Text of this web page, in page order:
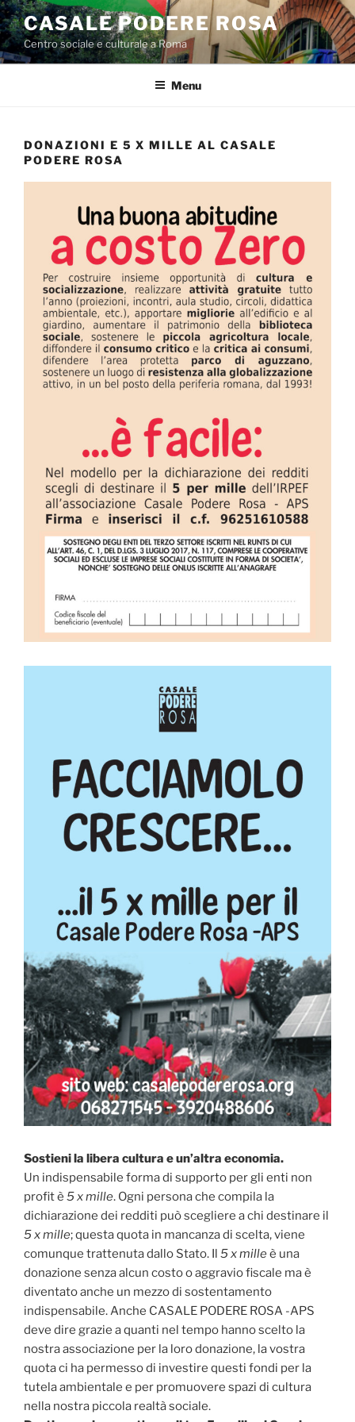
Salta
al
contenuto
CASALE PODERE ROSA
Centro sociale e culturale a Roma
Menu
DONAZIONI E 5 X MILLE AL CASALE
PODERE ROSA
Sostieni la libera cultura e un’altra economia.
Un indispensabile forma di supporto per gli enti non
profit è 5 x mille. Ogni persona che compila la
dichiarazione dei redditi può scegliere a chi destinare il
5 x mille; questa quota in mancanza di scelta, viene
comunque trattenuta dallo Stato. Il 5 x milleè una
donazione senza alcun costo o aggravio fiscale ma è
diventato anche un mezzo di sostentamento
indispensabile. Anche CASALE PODERE ROSA -APS
deve dire grazie a quanti nel tempo hanno scelto la
nostra associazione per la loro donazione, la vostra
quota ci ha permesso di investire questi fondi per la
tutela ambientale e per promuovere spazi di cultura
nella nostra piccola realtà sociale.